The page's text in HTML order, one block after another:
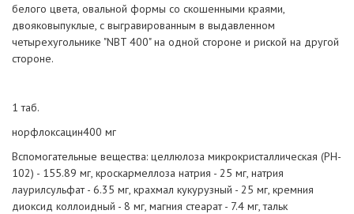
белого цвета, овальной формы со скошенными краями,
двояковыпуклые, с выгравированным в выдавленном
четырехугольнике "NBT 400" на одной стороне и риской на другой
стороне.
1 таб.
норфлоксацин400 мг
Вспомогательные вещества: целлюлоза микрокристаллическая (PH-
102) - 155.89 мг, кроскармеллоза натрия - 25 мг, натрия
лаурилсульфат - 6.35 мг, крахмал кукурузный - 25 мг, кремния
диоксид коллоидный - 8 мг, магния стеарат - 7.4 мг, тальк